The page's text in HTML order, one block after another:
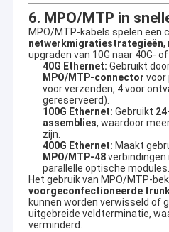
Doos van de vezel de
vezel optische adapters
met een vermogen van niet
Koperen pleistersnoeren
Fibre reinigingsmiddelen
Keystone Jacks
RJ45 Inline
6. MPO/MTP in
MPO/MTP-kabels spelen een
netwerkmigratiestrategieën,
upgraden van 10G naar 40G-
40G Ethernet: Gebruikt
MPO/MTP-connector voor
voor verzenden, 4 voor
gereserveerd).
100G Ethernet: Gebruikt
assemblies, waardoor
zijn.
400G Ethernet: Maakt
MPO/MTP-48
parallelle optische modules.
Het gebruik van MPO/MTP-
voorgeconfectioneerde
kunnen worden verwisseld of
uitgebreide veldterminatie,
verminderd.